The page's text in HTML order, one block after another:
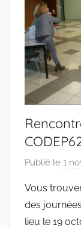
Pas-
de-
Calais
Publié le 1
Vous
des
lieu le 19